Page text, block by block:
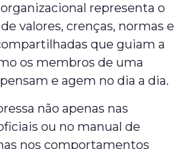
representa o
valores, crenças, normas e
que guiam a
os membros de uma
e agem no dia a dia.
não apenas nas
ou no manual de
nos comportamentos